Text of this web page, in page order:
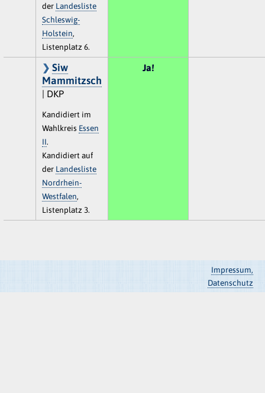
der Landesliste
Schleswig-
Holstein,
Listenplatz 6.
Siw
Mammitzsch
| DKP
Kandidiert im
Wahlkreis Essen
II.
Kandidiert auf
der Landesliste
Nordrhein-
Westfalen,
Listenplatz 3.
Ja!
Impressum,
Datenschutz